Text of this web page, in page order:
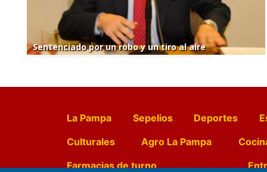
Sentenciado por un robo y un tiro al aire
La Pampa Sepelios Deportes
Culturales
Agro La Pampa
Farmacias de turno